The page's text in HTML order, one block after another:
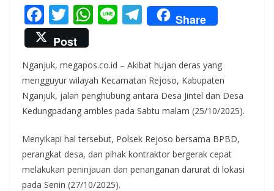
F
ac
e
b
o
o
k
T
w
itt
er
W
s
A
p
p
Li T
el
gr
a
m
Share
Post
Nganjuk, megapos.co.id – Akibat hujan deras yang
mengguyur wilayah Kecamatan Rejoso, Kabupaten
Nganjuk, jalan penghubung antara Desa Jintel dan Desa
Kedungpadang ambles pada Sabtu malam (25/10/2025).
Menyikapi hal tersebut, Polsek Rejoso bersama BPBD,
perangkat desa, dan pihak kontraktor bergerak cepat
melakukan peninjauan dan penanganan darurat di lokasi
pada Senin (27/10/2025).